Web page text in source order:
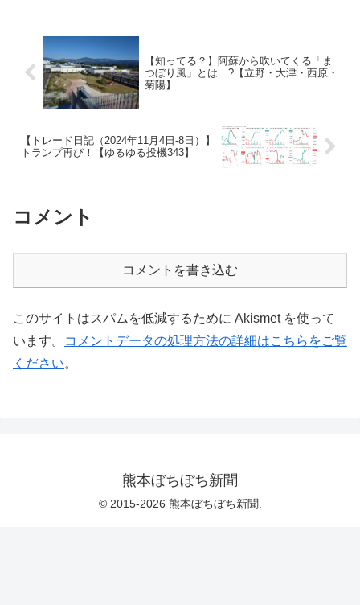
【知ってる？】阿蘇から吹いてくる「ま
つぼり風」とは…?【立野・大津・西原・
菊陽】
【トレード日記（2024年11月4日-8日）】
トランプ再び！【ゆるゆる投機343】
コメント
コメントを書き込む
このサイトはスパムを低減するために Akismet を使って
います。
コメントデータの処理方法の詳細はこちらをご覧
ください。
熊本ぼちぼち新聞
© 2015-2026 熊本ぼちぼち新聞.